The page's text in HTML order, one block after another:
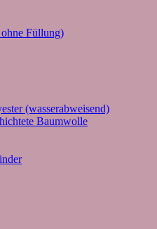
Füllung)
(wasserabweisend)
Baumwolle